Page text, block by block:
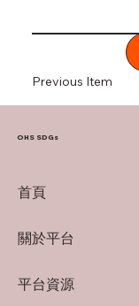
Previous Item
OHS SDGs
首頁
關於平台
平台資源